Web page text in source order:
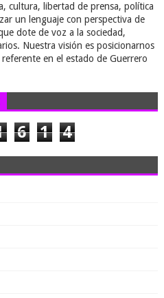
cultura, libertad de prensa, política
un lenguaje con perspectiva de
dote de voz a la sociedad,
Nuestra visión es posicionarnos
en el estado de Guerrero
6 1 4